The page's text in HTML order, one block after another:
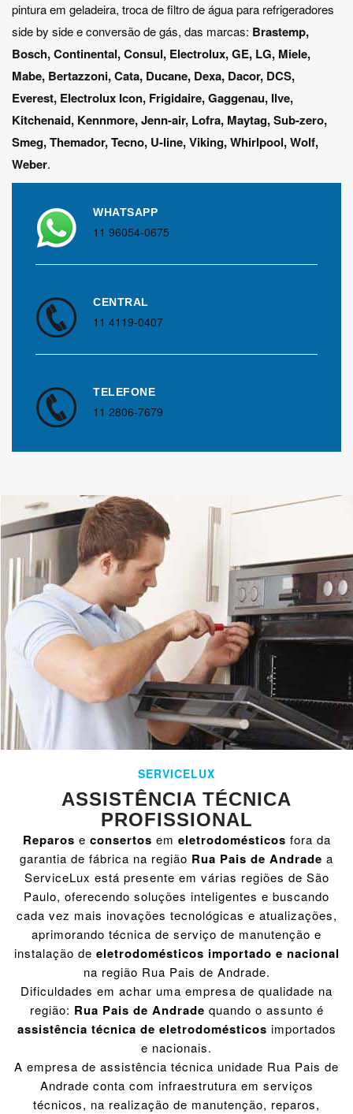
pintura em geladeira, troca de filtro de água para refrigeradores
side by side e conversão de gás, das marcas: Brastemp,
Bosch,Continental,Consul, Electrolux,GE, LG, Miele,
Mabe, Bertazzoni,Cata, Ducane, Dexa, Dacor, DCS,
Everest, Electrolux Icon, Frigidaire,Gaggenau, Ilve,
Kitchenaid, Kennmore,Jenn-air, Lofra, Maytag,Sub-zero,
Smeg,Themador,Tecno, U-line,Viking,Whirlpool,Wolf,
Weber.
WHATSAPP
11 96054-0675
CENTRAL
11 4119-0407
TELEFONE
11 2806-7679
SERVICELUX
ASSISTÊNCIA TÉCNICA
PROFISSIONAL
Reparos e consertos em eletrodomésticos fora da
garantia de fábrica na região Rua Pais de Andrade a
ServiceLux está presente em várias regiões de São
Paulo, oferecendo soluções inteligentes e buscando
cada vez mais inovações tecnológicas e atualizações,
aprimorando técnica de serviço de manutenção e
instalação de eletrodomésticos importado e nacional
na região Rua Pais de Andrade.
Dificuldades em achar uma empresa de qualidade na
região: Rua Pais de Andrade quando o assunto é
assistência técnica de eletrodomésticos importados
e nacionais.
A empresa de assistência técnica unidade Rua Pais de
Andrade conta com infraestrutura em serviços
técnicos, na realização de manutenção, reparos,